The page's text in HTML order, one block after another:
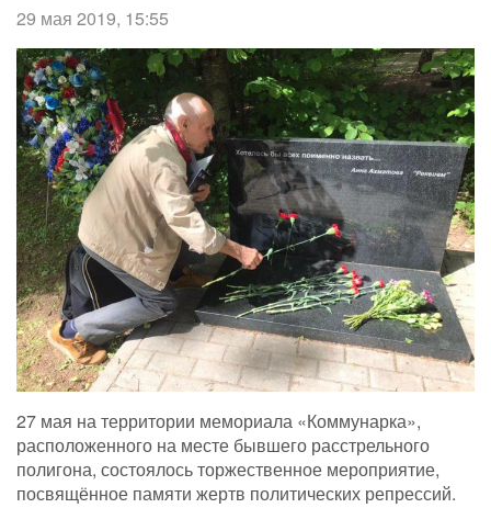
29 мая 2019, 15:55
27 мая на территории мемориала «Коммунарка»,
расположенного на месте бывшего расстрельного
полигона, состоялось торжественное мероприятие,
посвящённое памяти жертв политических репрессий.